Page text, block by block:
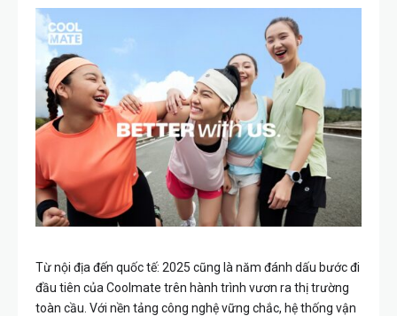
Từ nội địa đến quốc tế: 2025 cũng là năm đánh dấu bước đi
đầu tiên của Coolmate trên hành trình vươn ra thị trường
toàn cầu. Với nền tảng công nghệ vững chắc, hệ thống vận